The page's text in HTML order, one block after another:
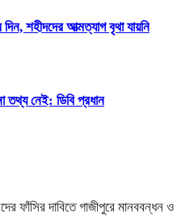
শহীদদের আত্মত্যাগ বৃথা যায়নি
তথ্য নেই: ডিবি প্রধান
ফাঁসির দাবিতে গাজীপুরে মানববন্ধন ও